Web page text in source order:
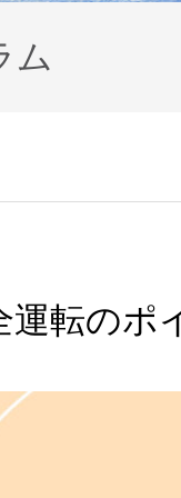
ム
運転のポ